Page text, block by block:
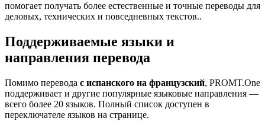
помогает получать более естественные и точные переводы для
деловых, технических и повседневных текстов..
Поддерживаемые языки и
направления перевода
Помимо перевода с испанского на французский, PROMT.One
поддерживает и другие популярные языковые направления —
всего более 20 языков. Полный список доступен в
переключателе языков на странице.